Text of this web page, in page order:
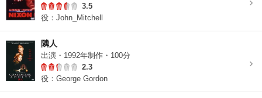
3.5
役：John_Mitchell
隣人
出演・1992年制作・100分
2.3
役：George Gordon